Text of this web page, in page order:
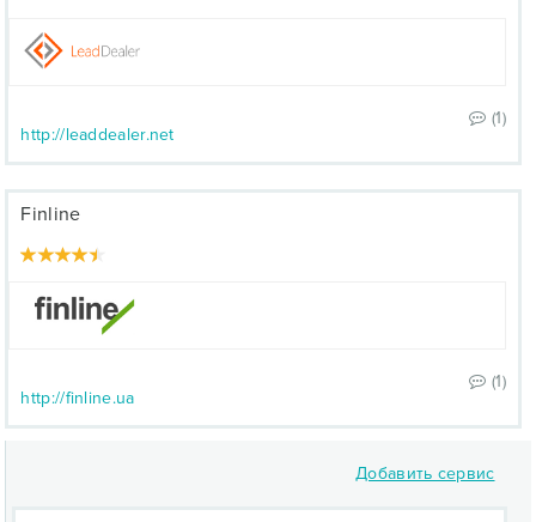
(1)
http://leaddealer.net
Finline
(1)
http://finline.ua
Добавить сервис